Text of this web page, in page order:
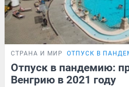
СТРАНА И МИР ОТПУСК В
Отпуск в пандемию:
Венгрию в 2021 году